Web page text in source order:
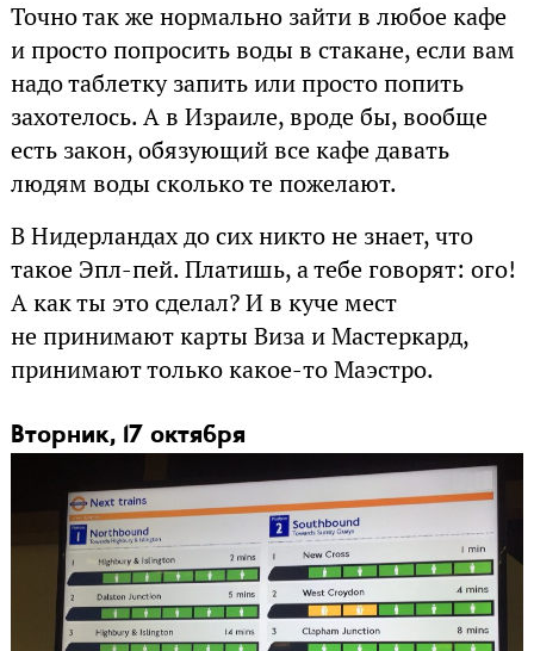
Точно так же нормально зайти в любое кафе
и просто попросить воды в стакане, если вам
надо таблетку запить или просто попить
захотелось. А в Израиле, вроде бы, вообще
есть закон, обязующий все кафе давать
людям воды сколько те пожелают.
В Нидерландах до сих никто не знает, что
такое Эпл-пей. Платишь, а тебе говорят: ого!
А как ты это сделал? И в куче мест
не принимают карты Виза и Мастеркард,
принимают только какое-то Маэстро.
Вторник, 17 октября